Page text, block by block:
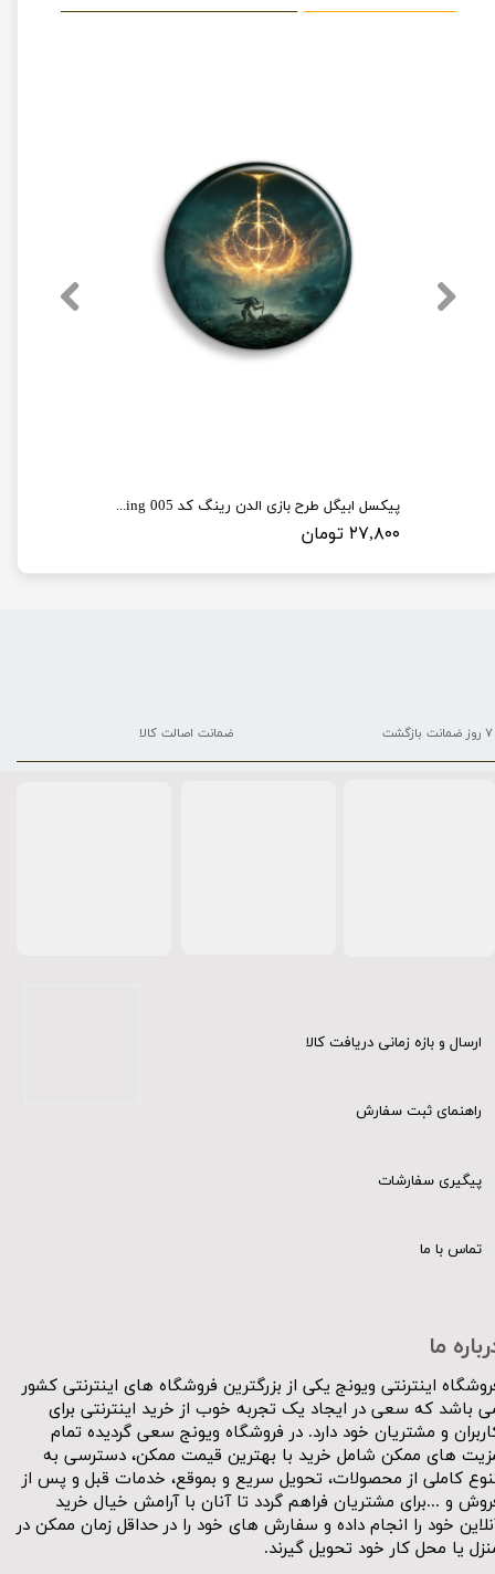
پیکسل ابیگل طرح بازی الدن رینگ کد elden ring 005
۲۷,۸۰۰ تومان
ما
اینترنتی ویونج یکی از بزرگترین فروشگاه های اینترنتی کشور
باشد که سعی در ایجاد یک تجربه خوب از خرید اینترنتی برای
و مشتریان خود دارد. در فروشگاه ویونج سعی گردیده تمام
های ممکن شامل خرید با بهترین قیمت ممکن، دسترسی به
کاملی از محصولات، تحویل سریع و بموقع، خدمات قبل و پس از
و ...برای مشتریان فراهم گردد تا آنان با آرامش خیال خرید
خود را انجام داده و سفارش های خود را در حداقل زمان ممکن در
یا محل کار خود تحویل گیرند.​​​​​​​
ارسال و بازه زمانی دریافت کالا
راهنمای ثبت سفارش
پیگیری سفارشات
تماس با ما
۷ روز ضمانت بازگشت ضمانت اصالت کالا